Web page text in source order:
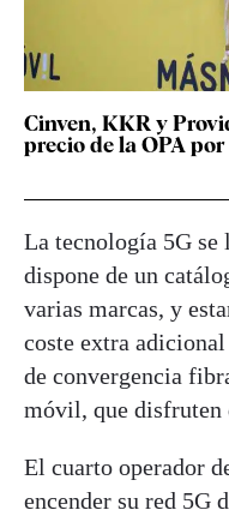
Cinven, KKR y
precio de la OPA
La tecnología 5G se
dispone de un
varias marcas, y
coste extra
de convergencia
móvil, que disfruten
El cuarto operador
encender su red 5G